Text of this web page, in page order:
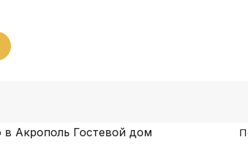
Акрополь Гостевой дом